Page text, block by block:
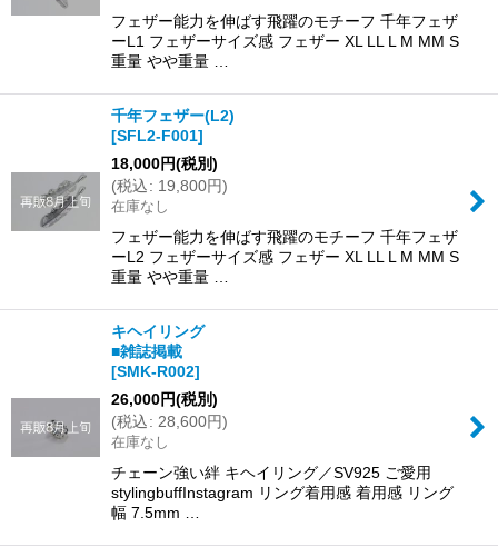
フェザー能力を伸ばす飛躍のモチーフ 千年フェザ
ーL1 フェザーサイズ感 フェザー XL LL L M MM S
重量 やや重量 …
千年フェザー(L2)
[SFL2-F001]
18,000円(税別)
(税込: 19,800円)
在庫なし
フェザー能力を伸ばす飛躍のモチーフ 千年フェザ
ーL2 フェザーサイズ感 フェザー XL LL L M MM S
重量 やや重量 …
キヘイリング
■雑誌掲載
[SMK-R002]
26,000円(税別)
(税込: 28,600円)
在庫なし
チェーン強い絆 キヘイリング／SV925 ご愛用
stylingbuffInstagram リング着用感 着用感 リング
幅 7.5mm …